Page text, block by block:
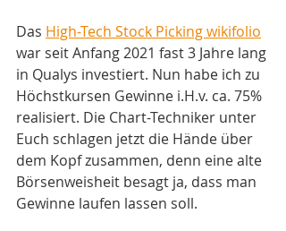
Das High-Tech Stock Picking wikifolio
war seit Anfang 2021 fast 3 Jahre lang
in Qualys investiert. Nun habe ich zu
Höchstkursen Gewinne i.H.v. ca. 75%
realisiert. Die Chart-Techniker unter
Euch schlagen jetzt die Hände über
dem Kopf zusammen, denn eine alte
Börsenweisheit besagt ja, dass man
Gewinne laufen lassen soll.